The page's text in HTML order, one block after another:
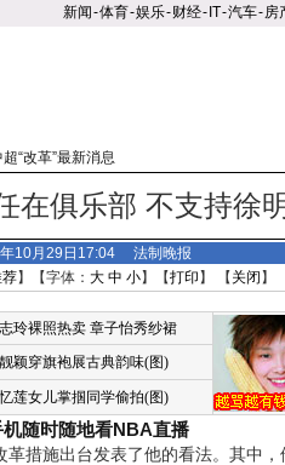
新闻-体育-娱乐-财经- IT-汽车-房
超“改革”最新消息
在俱乐部 不支持徐明
10月29日17:04 法制晚报
】【字体： 大 中 小】【打印 】 【 关闭 】
玲裸照热卖 章子怡秀纱裙
颖穿旗袍展古典韵味(图)
莲女儿掌掴同学偷拍(图)
机随时随地看NBA直播
措施出台发表了他的看法。其中，